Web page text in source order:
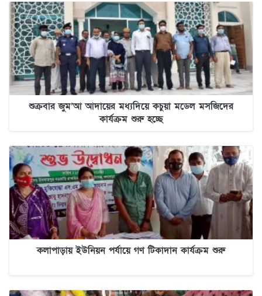
শুক্রবার জুম’আ আদায়ের মধ্যদিয়ে কচুয়া মডেল মসজিদের
কার্যক্রম শুরু হচ্ছে
কলাপাড়ায় ইউনিয়ন পর্যায়ে গণ টিকাদান কার্যক্রম শুরু